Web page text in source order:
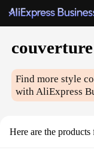
Find more style
with AliExpress
Here are the